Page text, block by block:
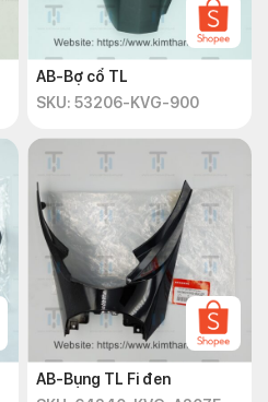
AB-Bợ cổ TL
SKU: 53206-KVG-900
AB-Bụng TL Fi đen